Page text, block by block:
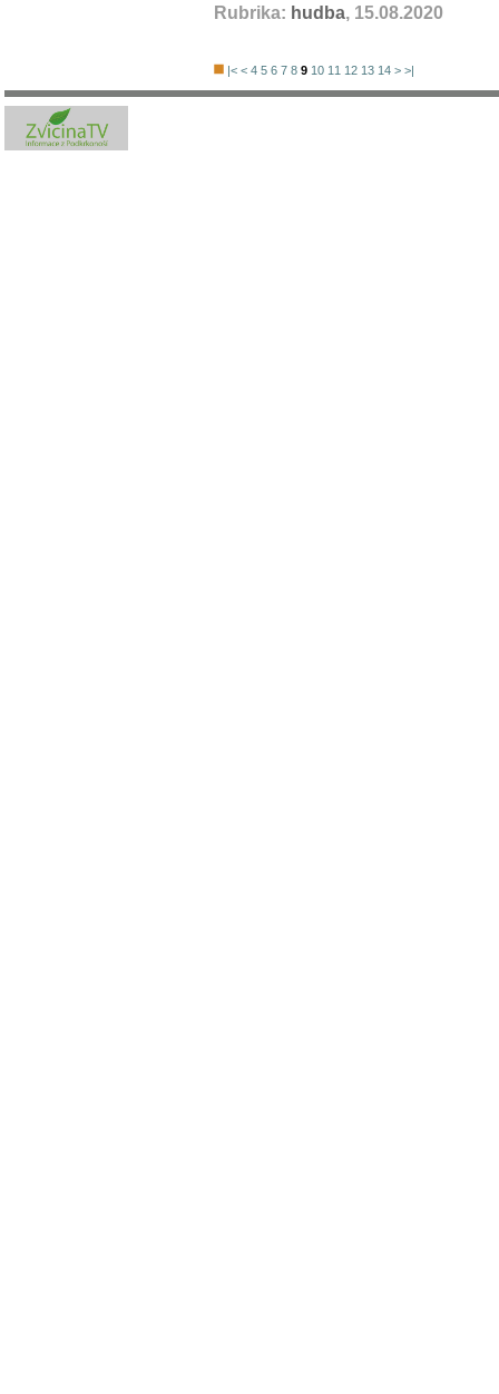
Rubrika: hudba, 15.08.2020
|< < 4 5 6 7 8 9 10 11 12 13 14 > >|